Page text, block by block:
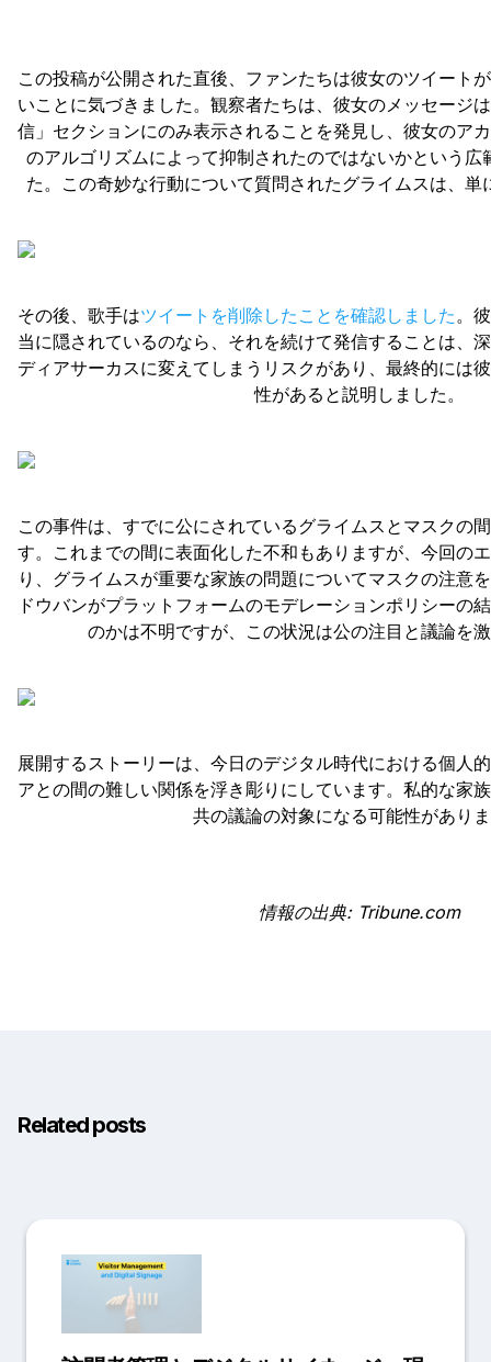
この投稿が公開された直後、ファンたちは彼女のツイート
いことに気づきました。観察者たちは、彼女のメッセージ
信」セクションにのみ表示されることを発見し、彼女のア
のアルゴリズムによって抑制されたのではないかという広
た。この奇妙な行動について質問されたグライムスは、
その後、歌手はツイートを削除したことを確認しました。
当に隠されているのなら、それを続けて発信することは、
ディアサーカスに変えてしまうリスクがあり、最終的には
性があると説明しました。
この事件は、すでに公にされているグライムスとマスクの
す。これまでの間に表面化した不和もありますが、今回の
り、グライムスが重要な家族の問題についてマスクの注意
ドウバンがプラットフォームのモデレーションポリシーの
のかは不明ですが、この状況は公の注目と議論を
展開するストーリーは、今日のデジタル時代における個人
アとの間の難しい関係を浮き彫りにしています。私的な家
共の議論の対象になる可能性があり
情報の出典: Tribune.com
Related posts